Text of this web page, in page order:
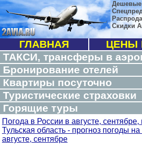
Дешевые
Скидки
ГЛАВНАЯ
ЦЕНЫ
ТАКСИ, трансферы в
Бронирование отелей
Квартиры посуточно
Туристические страховки
Горящие туры
Погода в России в августе, сентябре,
Тульская область - прогноз погоды
августе, сентябре